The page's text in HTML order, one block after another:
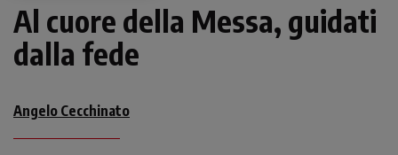
Al cuore della Messa, guidati
dalla fede
Angelo Cecchinato